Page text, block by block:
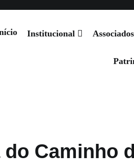
Institucional Associados
Produtos Oficiais Património
Caminho